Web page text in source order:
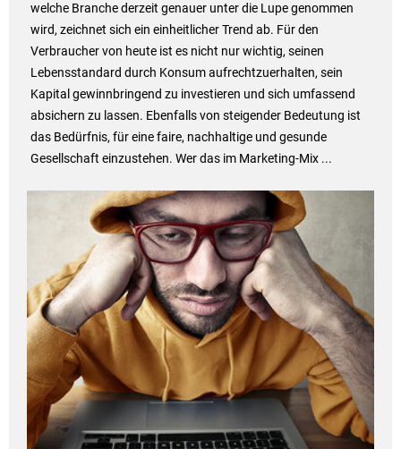
welche Branche derzeit genauer unter die Lupe genommen
wird, zeichnet sich ein einheitlicher Trend ab. Für den
Verbraucher von heute ist es nicht nur wichtig, seinen
Lebensstandard durch Konsum aufrechtzuerhalten, sein
Kapital gewinnbringend zu investieren und sich umfassend
absichern zu lassen. Ebenfalls von steigender Bedeutung ist
das Bedürfnis, für eine faire, nachhaltige und gesunde
Gesellschaft einzustehen. Wer das im Marketing-Mix ...